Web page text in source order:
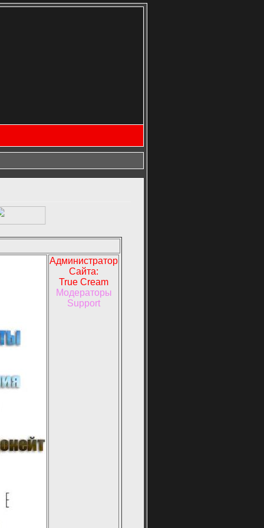
Администратор
Сайта:
True Cream
Модераторы
Support